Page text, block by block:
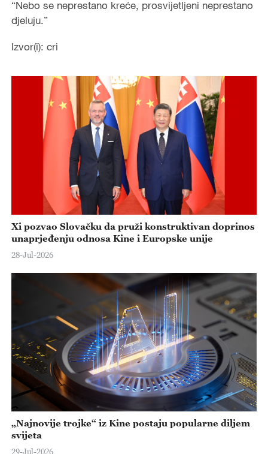
“Nebo se neprestano kreće, prosvijetljeni neprestano
djeluju.”
Izvor(i): cri
Xi pozvao Slovačku da pruži konstruktivan doprinos
unaprjeđenju odnosa Kine i Europske unije
28-Jul-2026
„Najnovije trojke“ iz Kine postaju popularne diljem
svijeta
29-Jul-2026